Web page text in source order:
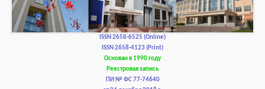
РЕДКОЛЛЕГИЯ
РЕДАКЦИОННАЯ ПОЛИТИКА И ЭТИКА
ISSN 2658-6525 (Online)
ISSN 2658-4123 (Print)
Основан в 1990 году
Реестровая запись
ПИ № ФС 77-74640